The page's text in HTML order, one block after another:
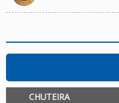
CHUTEIRA